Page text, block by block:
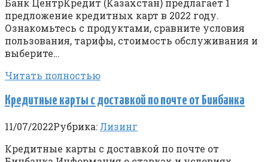
Банк ЦентрКредит (Казахстан) предлагает 1
предложение кредитных карт в 2022 году.
Ознакомьтесь с продуктами, сравните условия
пользования, тарифы, стоимость обслуживания и
выберите…
Читать полностью
Кредитные карты с доставкой по почте от Бинбанка
11/07/2022Рубрика: Лизинг
Кредитные карты с доставкой по почте от